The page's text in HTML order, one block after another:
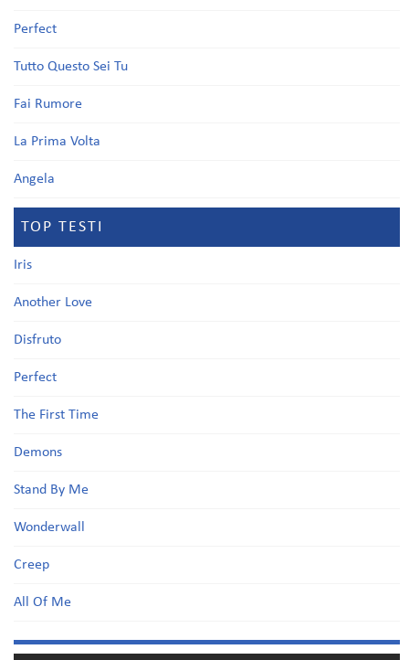
Perfect
Tutto Questo Sei Tu
Fai Rumore
La Prima Volta
Angela
TOP TESTI
Iris
Another Love
Disfruto
Perfect
The First Time
Demons
Stand By Me
Wonderwall
Creep
All Of Me